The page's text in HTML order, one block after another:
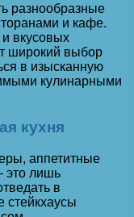
разнообразные
и кафе.
вкусовых
широкий выбор
в изысканную
кулинарными
кухня
аппетитные
это лишь
в
стейкхаусы